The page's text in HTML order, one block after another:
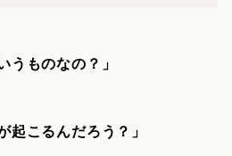
うものなの？」
起こるんだろう？」